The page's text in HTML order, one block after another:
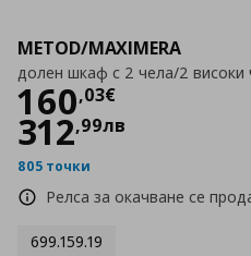
METOD/MAXIMERA
долен шкаф с 2 чела/2 високи
160,03€
Цена
312,99лв
805 точки
Релса за окачване се
699.159.19